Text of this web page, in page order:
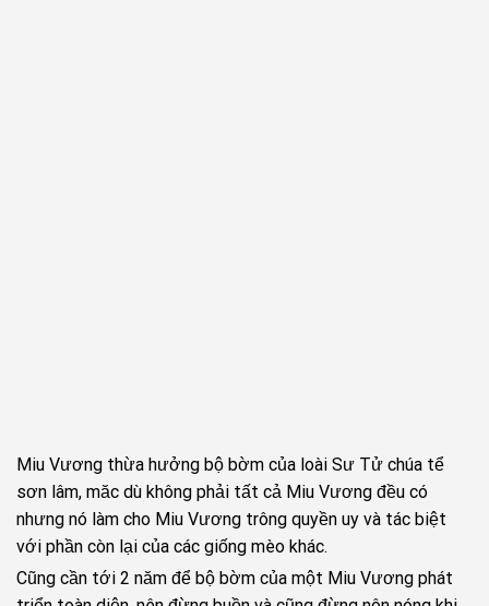
Miu Vương thừa hưởng bộ bờm của loài Sư Tử chúa tể
sơn lâm, măc dù không phải tất cả Miu Vương đều có
nhưng nó làm cho Miu Vương trông quyền uy và tác biệt
với phần còn lại của các giống mèo khác.
Cũng cần tới 2 năm để bộ bờm của một Miu Vương phát